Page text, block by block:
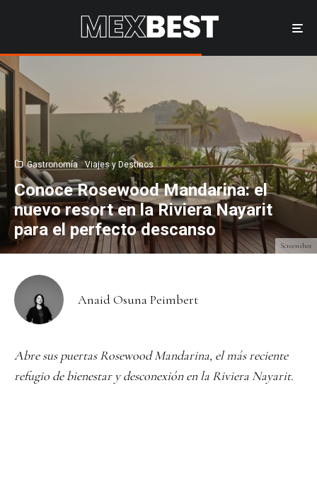
Screenshot
Gastronomía Viajes y Destinos
Conoce Rosewood Mandarina: el
nuevo resort en la Riviera Nayarit
para el perfecto descanso
Anaid Osuna Peimbert
Abre sus puertas Rosewood Mandarina, el más reciente
refugio de bienestar y desconexión en la Riviera Nayarit.